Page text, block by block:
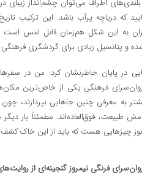
بلندی‌های اطراف می‌توان چشم‌انداز
که دریاچه پرآب باشد. این ترکیب
به این شکل هم‌زمان قابل لمس است.
و پتانسیل زیادی برای گردشگری فرهنگی
در پایان خاطرنشان کرد: من در
فرهنگی یکی از خاص‌ترین
به معرفی چنین جاهایی بپردازند،
طبیعت، فوق‌العاده‌اند. مطمئناً بار
چیزهایی هست که باید از این خاک کشف
فرنگی نیمروز گنجینه‌ای از